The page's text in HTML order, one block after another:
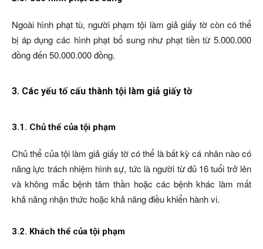
Ngoài hình phạt tù, người phạm tội làm giả giấy tờ còn có thể
bị áp dụng các hình phạt bổ sung như phạt tiền từ 5.000.000
đồng đến 50.000.000 đồng.
3. Các yếu tố cấu thành tội làm giả giấy tờ
3.1. Chủ thể của tội phạm
Chủ thể của tội làm giả giấy tờ có thể là bất kỳ cá nhân nào có
năng lực trách nhiệm hình sự, tức là người từ đủ 16 tuổi trở lên
và không mắc bệnh tâm thần hoặc các bệnh khác làm mất
khả năng nhận thức hoặc khả năng điều khiển hành vi.
3.2. Khách thể của tội phạm